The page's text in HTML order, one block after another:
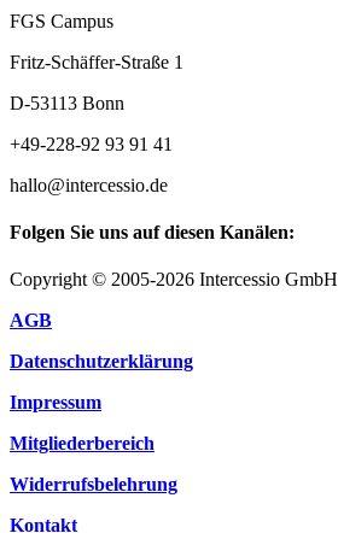
FGS Campus
Fritz-Schäffer-Straße 1
D-53113 Bonn
+49-228-92 93 91 41
hallo@intercessio.de
Folgen Sie uns auf diesen Kanälen:
Copyright © 2005-2026 Intercessio GmbH
AGB
Datenschutzerklärung
Impressum
Mitgliederbereich
Widerrufsbelehrung
Kontakt